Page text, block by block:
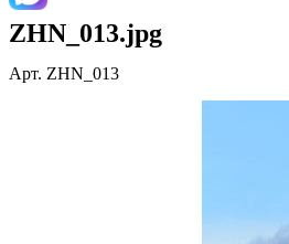
ZHN_013.jpg
Арт. ZHN_013